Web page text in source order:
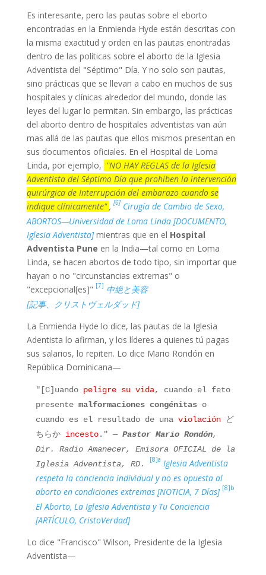
Es interesante, pero las pautas sobre el eborto
encontradas en la Enmienda Hyde están descritas con
la misma exactitud y orden en las pautas enontradas
dentro de las políticas sobre el aborto de la Iglesia
Adventista del "Séptimo" Día. Y no solo son pautas,
sino prácticas que se llevan a cabo en muchos de sus
hospitales y clínicas alrededor del mundo, donde las
leyes del lugar lo permitan. Sin embargo, las prácticas
del aborto dentro de hospitales adventistas van aún
mas allá de las pautas que ellos mismos presentan en
sus documentos oficiales. En el Hospital de Loma
Linda, por ejemplo, "NO HAY REGLAS de la Iglesia
Adventista del Séptimo Día que prohíben la intervención
quirúrgica de Interrupción del embarazo cuando se
indique clínicamente", [6] Cirugía de Cambio de Sexo,
ABORTOS—Universidad de Loma Linda [DOCUMENTO,
Iglesia Adventista] mientras que en el Hospital
Adventista Pune en la India—tal como en Loma
Linda, se hacen abortos de todo tipo, sin importar que
hayan o no "circunstancias extremas" o
"excepcional[es]" [7] 中絶と美容
[記事、クリストヴェルダッド]
La Enmienda Hyde lo dice, las pautas de la Iglesia
Adentista lo afirman, y los líderes a quienes tú pagas
sus salarios, lo repiten. Lo dice Mario Rondón en
República Dominicana—
"[C]uando peligre su vida, cuando el feto
presente malformaciones congénitaso
cuando es el resultado de unaviolaciónど
ちらかincesto." — Pastor Mario Rondón,
Dir. Radio Amanecer, Emisora OFICIAL de la
Iglesia Adventista, RD.
[8]a Iglesia Adventista
respeta la conciencia individual y no es opuesta al
aborto en condiciones extremas [NOTICIA, 7 Días] [8]b
El Aborto, La Iglesia Adventista y Tu Conciencia
[ARTÍCULO, CristoVerdad]
Lo dice "Francisco" Wilson, Presidente de la Iglesia
Adventista—